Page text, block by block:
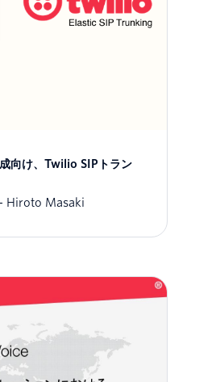
向け、Twilio SIPトラン
Hiroto Masaki